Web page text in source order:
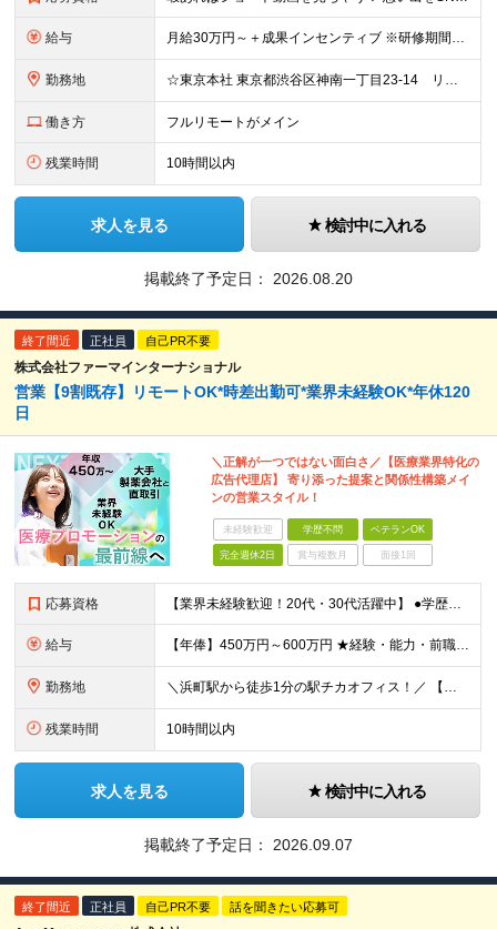
給与 月給30万円～＋成果インセンティブ ※研修期間6カ月間
勤務地 ☆東京本社 東京都渋谷区神南一丁目23-14 リージャス渋谷公園通り7F ☆新宿支社 東京都新宿区西新宿3-7-1 新宿パークタワー N棟30F ☆池袋支社 東京都豊島区南池袋1-16-15 ダイ
働き方 フルリモートがメイン
残業時間 10時間以内
求人を見る 検討中に入れる
掲載終了予定日： 2026.08.20
終了間近 正社員 自己PR不要
株式会社ファーマインターナショナル
営業【9割既存】リモートOK*時差出勤可*業界未経験OK*年休120
日
＼正解が一つではない面白さ／【医療業界特化の
広告代理店】 寄り添った提案と関係性構築メイ
ンの営業スタイル！
未経験歓迎 学歴不問 ベテランOK
完全週休2日 賞与複数月 面接1回
応募資格 【業界未経験歓迎！20代・30代活躍中】 ●学歴不問 ●何らかの営業経験をお持ちの方（職種・業界・年数不問） ★無形営業・有形営業どちらの経験も活かせます！ ＼こんな方にピッタリの環境です／ ★テレ
給与 【年俸】450万円～600万円 ★経験・能力・前職の給与等を最大限考慮の上、当社規定により決定します。 ※年俸額を12分割し、月々1/12（37.5万円～50万円）ずつ支給します。 ※月額に調整給と
勤務地 ＼浜町駅から徒歩1分の駅チカオフィス！／ 【本社】東京都中央区日本橋浜町2-31-1 浜町センタービル9F (変更の範囲)上記を除く当社関連勤務地
残業時間 10時間以内
求人を見る 検討中に入れる
掲載終了予定日： 2026.09.07
終了間近 正社員 自己PR不要 話を聞きたい応募可